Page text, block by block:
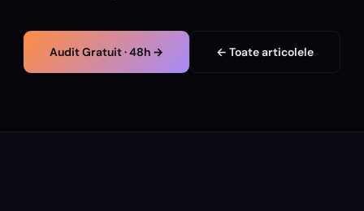
Audit Gratuit · 48h → ← Toate articolele